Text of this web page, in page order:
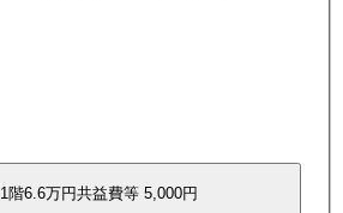
1階6.6万円共益費等 5,000円